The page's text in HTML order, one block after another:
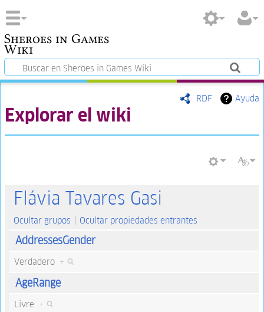
Sheroes in Games
Wiki
RDF Ayuda
Explorar el wiki
Flávia Tavares Gasi
Ocultar grupos Ocultar propiedades entrantes
AddressesGender
Verdadero +
AgeRange
Livre +